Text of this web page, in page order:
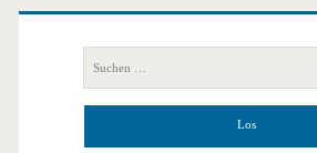
Primäre
Seitenleiste
nach: